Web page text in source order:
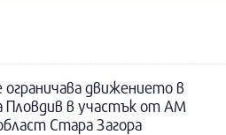
движението в
Пловдив в участък от АМ
Стара Загора